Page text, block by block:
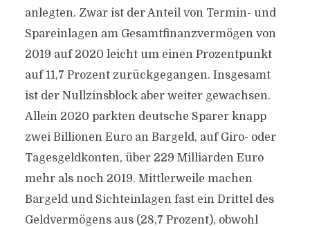
anlegten. Zwar ist der Anteil von Termin- und
Spareinlagen am Gesamtfinanzvermögen von
2019 auf 2020 leicht um einen Prozentpunkt
auf 11,7 Prozent zurückgegangen. Insgesamt
ist der Nullzinsblock aber weiter gewachsen.
Allein 2020 parkten deutsche Sparer knapp
zwei Billionen Euro an Bargeld, auf Giro- oder
Tagesgeldkonten, über 229 Milliarden Euro
mehr als noch 2019. Mittlerweile machen
Bargeld und Sichteinlagen fast ein Drittel des
Geldvermögens aus (28,7 Prozent), obwohl